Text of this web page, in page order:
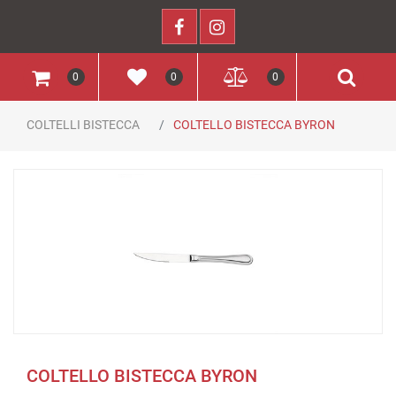
0 0 0
COLTELLI BISTECCA COLTELLO BISTECCA BYRON
COLTELLO BISTECCA BYRON